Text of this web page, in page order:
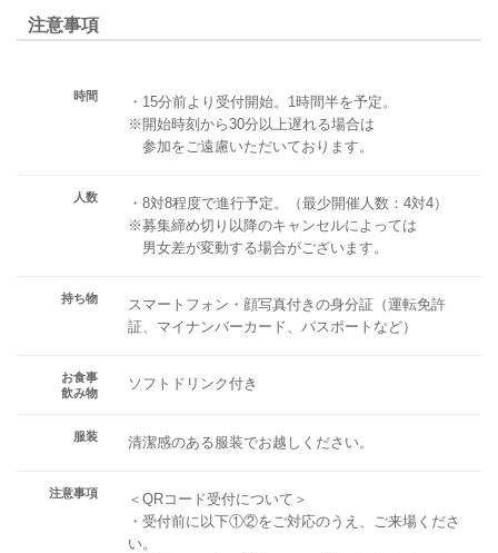
注意事項
時間
・15分前より受付開始。1時間半を予定。
※開始時刻から30分以上遅れる場合は
参加をご遠慮いただいております。
人数
・8対8程度で進行予定。（最少開催人数：4対4）
※募集締め切り以降のキャンセルによっては
男女差が変動する場合がございます。
持ち物
スマートフォン・顔写真付きの身分証（運転免許
証、マイナンバーカード、パスポートなど）
お食事
飲み物
ソフトドリンク付き
服装 清潔感のある服装でお越しください。
注意事項
＜QRコード受付について＞
・受付前に以下①②をご対応のうえ、ご来場くださ
い。